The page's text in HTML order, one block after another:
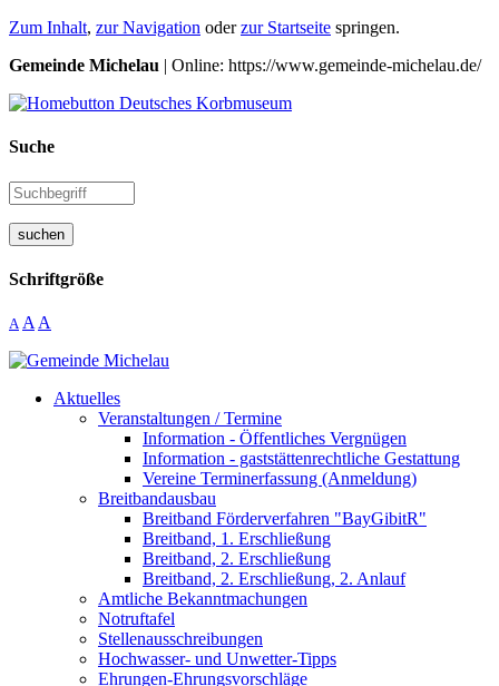
Zum Inhalt, zur Navigation oderzur Startseite springen.
Gemeinde Michelau | Online: https://www.gemeinde-michelau.de/
Suche
suchen
Schriftgröße
A A A
Aktuelles
Veranstaltungen / Termine
Information - Öffentliches Vergnügen
Information - gaststättenrechtliche Gestattung
Vereine Terminerfassung (Anmeldung)
Breitbandausbau
Breitband Förderverfahren "BayGibitR"
Breitband, 1. Erschließung
Breitband, 2. Erschließung
Breitband, 2. Erschließung, 2. Anlauf
Amtliche Bekanntmachungen
Notruftafel
Stellenausschreibungen
Hochwasser- und Unwetter-Tipps
Ehrungen-Ehrungsvorschläge